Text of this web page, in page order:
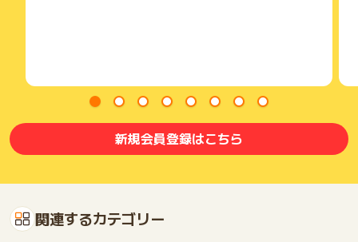
新規会員登録はこちら
関連するカテゴリー